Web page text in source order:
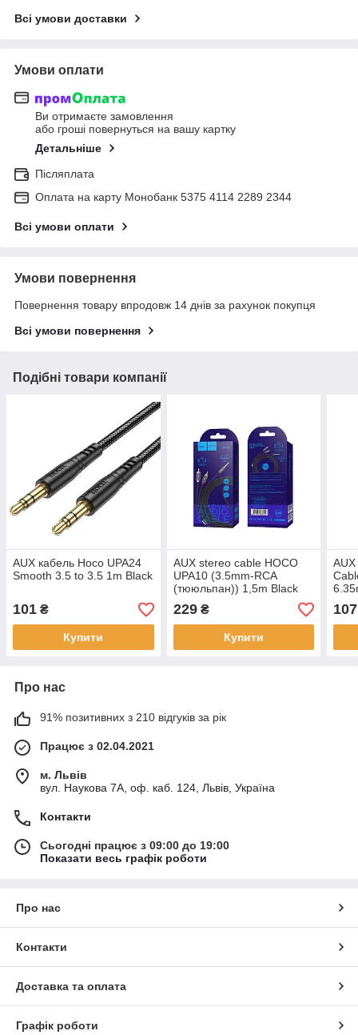
Всі умови доставки
Умови оплати
Ви отримаєте замовлення
або гроші повернуться на вашу картку
Детальніше
Післяплата
Оплата на карту Монобанк 5375 4114 2289 2344
Всі умови оплати
Умови повернення
Повернення товару впродовж 14 днів за рахунок покупця
Всі умови повернення
Подібні товари компанії
AUX кабель Hoco UPA24
Smooth 3.5 to 3.5 1m Black
101 ₴
Купити
AUX stereo cable HOCO
UPA10 (3.5mm-RCA
(тююльпан)) 1,5m Black
229₴
Купити
AUX
107
Про нас
91% позитивних з 210 відгуків за рік
Працює з 02.04.2021
м. Львів
вул. Наукова 7А, оф. каб. 124, Львів, Україна
Контакти
Сьогодні працює з 09:00 до 19:00
Показати весь графік роботи
Про нас
Контакти
Доставка та оплата
Графік роботи